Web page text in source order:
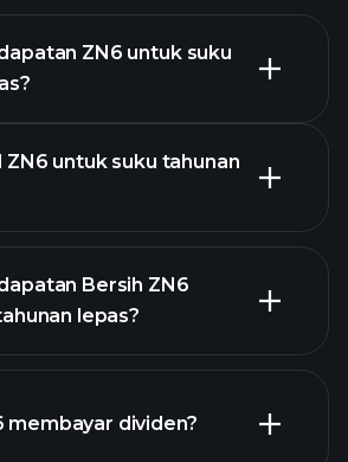
ZN6 untuk suku
ZN6 untuk suku tahunan
Bersih ZN6
lepas?
membayar dividen?